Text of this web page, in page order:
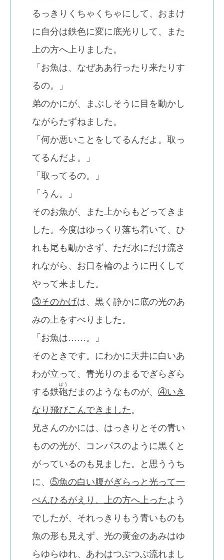
るっきりくちゃくちゃにして、おまけ
に自分は鉄色に変に底光りして、また
上の方へ上りました。
「お魚は、なぜああ行ったり来たりす
るの。」
弟のかにが、まぶしそうに目を動かし
ながらたずねました。
「何か悪いことをしてるんだよ。取っ
てるんだよ。」
「取ってるの。」
「うん。」
そのお魚が、また上からもどってきま
した。今度はゆっくり落ち着いて、ひ
れも尾も動かさず、ただ水にだけ流さ
れながら、お口を輪のように円くして
やって来ました。
③そのかげは、黒く静かに底の光のあ
みの上をすべりました。
「お魚は……。」
そのときです。にわかに天井に白いあ
わが立って、青光りのまるでぎらぎら
する鉄砲
ぽう
だまのようなものが、 ④いき
なり飛びこんできました。
兄さんのかには、はっきりとその青い
ものの光が、コンパスのように黒くと
がっているのも見ました。と思ううち
に、 ⑤魚の白い腹がぎらっと光って一
ぺんひるがえり、上の方へ上った よう
でしたが、それっきりもう青いものも
魚の形も見えず、光の黄金のあみはゆ
らゆらゆれ、あわはつぶつぶ流れまし